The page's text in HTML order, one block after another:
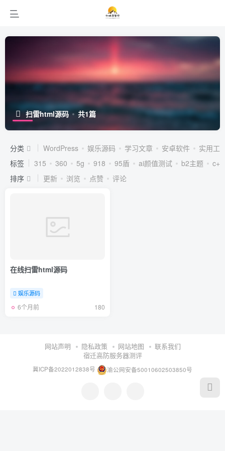
扫雷html源码 共1篇
分类 WordPress 娱乐源码 学习文章 安卓软件
实用工
标签
315 360 5g 918 95盾 ai颜值测试 b2主题
c++
排序
更新 浏览 点赞 评论
在线扫雷html源码
娱乐源码
6个月前 180
网站声明 隐私政策 网站地图
联系我们
宿迁高防服务器测评
冀ICP备2022012838号 渝公网安备50010602503850号